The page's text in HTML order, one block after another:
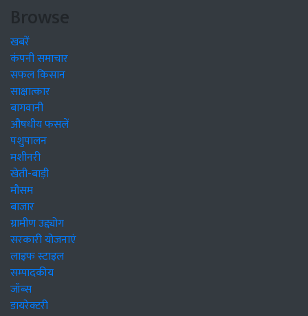
Browse
खबरें
कंपनी समाचार
सफल किसान
साक्षात्कार
बागवानी
औषधीय फसलें
पशुपालन
मशीनरी
खेती-बाड़ी
मौसम
बाजार
ग्रामीण उद्द्योग
सरकारी योजनाएं
लाइफ स्टाइल
सम्पादकीय
जॉब्स
डायरेक्टरी